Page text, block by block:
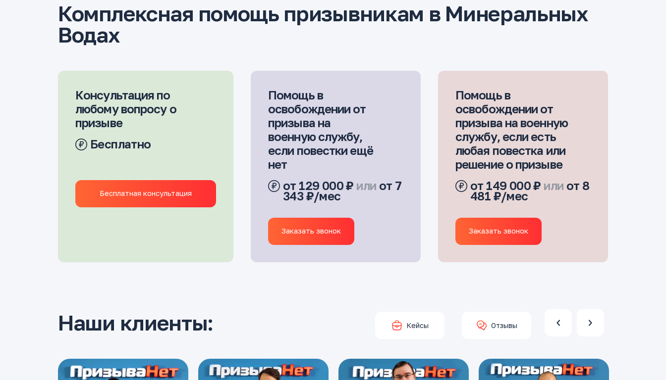
Комплексная помощь призывникам в Минеральных
Водах
Консультация по
любому вопросу о
призыве
Бесплатно
Бесплатная консультация
Помощь в
освобождении от
призыва на
военную службу,
если повестки ещё
нет
от 129 000 ₽ или от 7
343 ₽/мес
Заказать звонок
Помощь в
освобождении от
призыва на военную
службу, если есть
любая повестка или
решение о призыве
от 149 000 ₽ или от 8
481 ₽/мес
Заказать звонок
Наши клиенты: Кейсы Отзывы